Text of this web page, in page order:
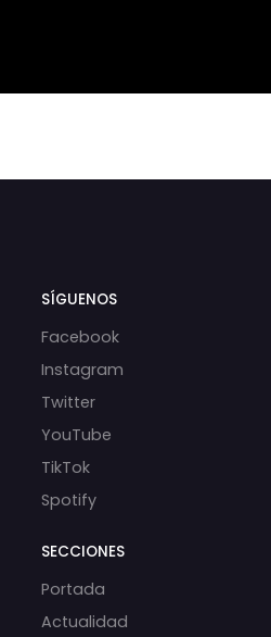
SÍGUENOS
Facebook
Instagram
Twitter
YouTube
TikTok
Spotify
SECCIONES
Portada
Actualidad